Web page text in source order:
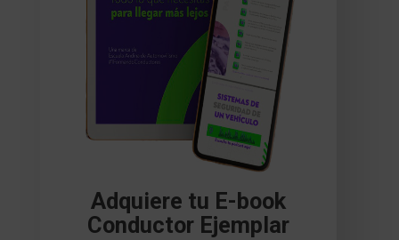
Adquiere tu E-book
Conductor Ejemplar